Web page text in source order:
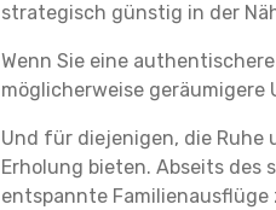
strategisch günstig in der
Wenn Sie eine
möglicherweise
Und für diejenigen, die Ruhe
Erholung bieten. Abseits des
entspannte Familienausflüge